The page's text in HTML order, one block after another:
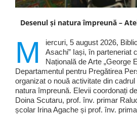
Desenul și natura împreună –
M
iercuri, 5 august 2026,
Asachi” Iași, în parteneriat
Națională de Arte „George
Departamentul pentru Pregătirea
organizat o nouă activitate din
natura împreună. Elevii coordonați
Doina Scutaru, prof. înv. primar
școlar Irina Agache și prof. înv.